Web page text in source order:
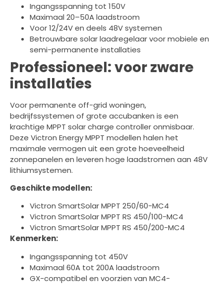
Ingangsspanning tot 150V
Maximaal 20–50A laadstroom
Voor 12/24V en deels 48V systemen
Betrouwbare solar laadregelaar voor mobiele en
semi-permanente installaties
Professioneel: voor zware
installaties
Voor permanente off-grid woningen,
bedrijfssystemen of grote accubanken is een
krachtige MPPT solar charge controller onmisbaar.
Deze Victron Energy MPPT modellen halen het
maximale vermogen uit een grote hoeveelheid
zonnepanelen en leveren hoge laadstromen aan 48V
lithiumsystemen.
Geschikte modellen:
Victron SmartSolar MPPT 250/60-MC4
Victron SmartSolar MPPT RS 450/100-MC4
Victron SmartSolar MPPT RS 450/200-MC4
Kenmerken:
Ingangsspanning tot 450V
Maximaal 60A tot 200A laadstroom
GX-compatibel en voorzien van MC4-